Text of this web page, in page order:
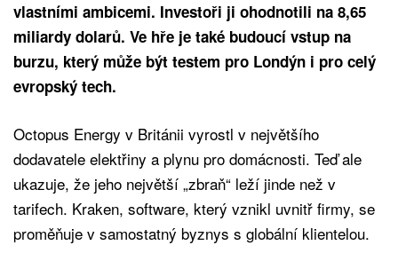
vlastními ambicemi. Investoři ji ohodnotili na 8,65
miliardy dolarů. Ve hře je také budoucí vstup na
burzu, který může být testem pro Londýn i pro celý
evropský tech.
Octopus Energy v Británii vyrostl v největšího
dodavatele elektřiny a plynu pro domácnosti. Teď ale
ukazuje, že jeho největší „zbraň“ leží jinde než v
tarifech. Kraken, software, který vznikl uvnitř firmy, se
proměňuje v samostatný byznys s globální klientelou.